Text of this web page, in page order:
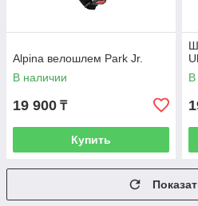
Alpina велошлем Park Jr.
В наличии
19 900 ₸
Купить
В